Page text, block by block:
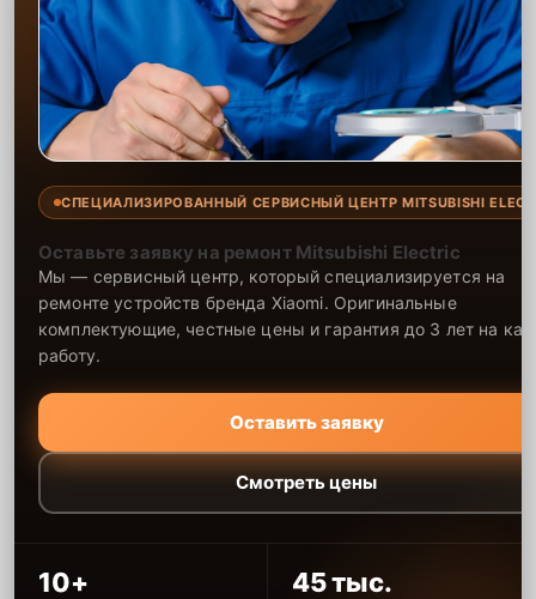
СПЕЦИАЛИЗИРОВАННЫЙ СЕРВИСНЫЙ ЦЕНТР MITSUBISHI
Оставьте заявку на ремонт Mitsubishi Electric
Мы — сервисный центр, который специализируется на
ремонте устройств бренда Xiaomi. Оригинальные
комплектующие, честные цены и гарантия до 3 лет на
работу.
Оставить заявку
Смотреть цены
10+ 45 тыс.